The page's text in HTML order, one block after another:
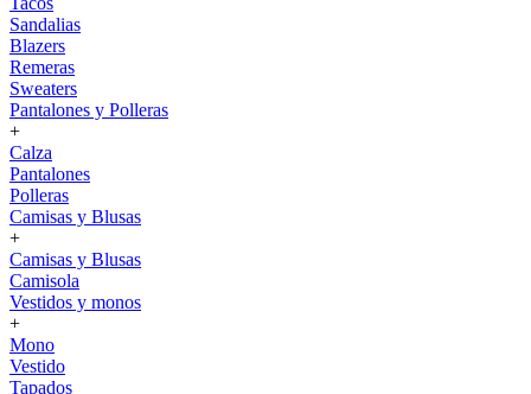
Sandalias
Blazers
Remeras
Sweaters
Pantalones y Polleras
+
Calza
Pantalones
Polleras
Camisas y Blusas
+
Camisas y Blusas
Camisola
Vestidos y monos
+
Mono
Vestido
Tapados